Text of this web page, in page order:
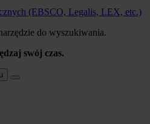
(EBSCO, Legalis, LEX, etc.)
do wyszukiwania.
swój czas.